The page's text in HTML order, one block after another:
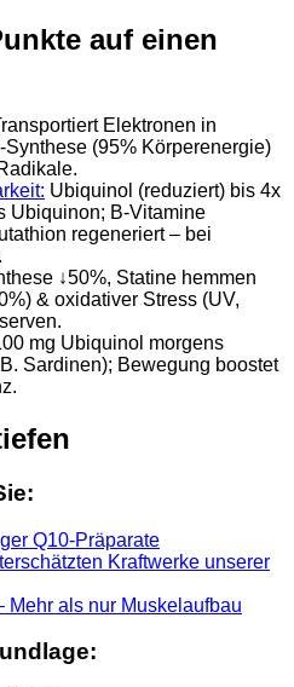
auf einen
Elektronen in
Synthese (95% Körperenergie)
Ubiquinol (reduziert) bis 4x
Ubiquinon; B-Vitamine
regeneriert – bei
↓50%, Statine hemmen
& oxidativer Stress (UV,
mg Ubiquinol morgens
Sardinen); Bewegung boostet
Q10-Präparate
Kraftwerke unserer
Mehr als nur Muskelaufbau